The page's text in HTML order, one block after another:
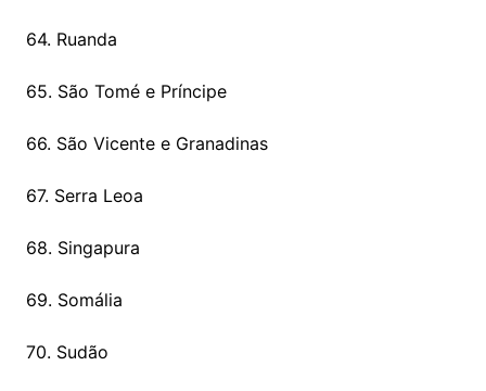
64. Ruanda
65. São Tomé e Príncipe
66. São Vicente e Granadinas
67. Serra Leoa
68. Singapura
69. Somália
70. Sudão